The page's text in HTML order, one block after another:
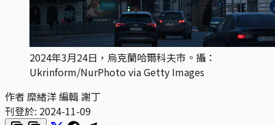
2024年3月24日，烏克蘭哈爾科夫市。攝：
Ukrinform/NurPhoto via Getty Images
作者 糜緒洋 編輯 謝丁
刊登於: 2024-11-09